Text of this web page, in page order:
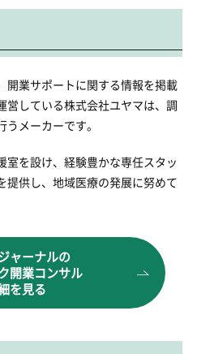
開業サポートに関する情報を掲載
営している株式会社ユヤマは、調
メーカーです。
室を設け、経験豊かな専任スタッ
提供し、地域医療の発展に努めて
ャーナルの
開業コンサル
を見る